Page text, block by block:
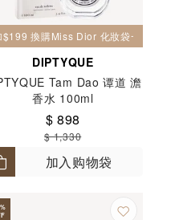
$199 換購Miss Dior 化妝袋一個
DIPTYQUE
Tam Dao 谭道 澹
香水 100ml
$ 898
$ 1,330
加入购物袋
%